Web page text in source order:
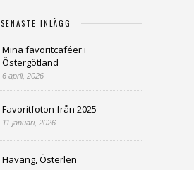
SENASTE INLÄGG
Mina favoritcaféer i
Östergötland
6 april, 2026
Favoritfoton från 2025
11 januari, 2026
Haväng, Österlen